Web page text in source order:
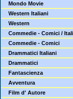
Mondo Movie
Western Italiani
Western
Commedie - Comici /
Commedie - Comici
Drammatici Italiani
Drammatici
Fantascienza
Avventura
Film d' Autore